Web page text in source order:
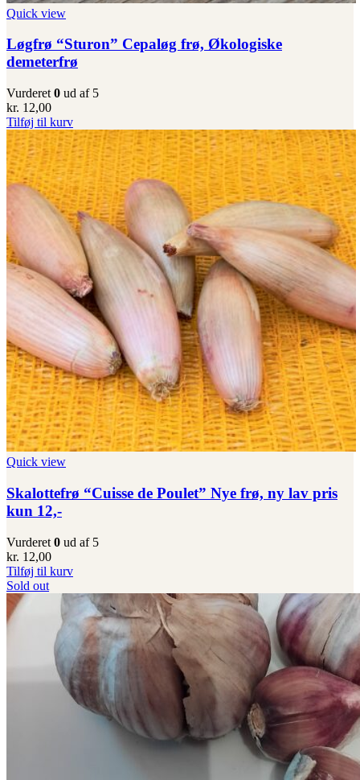
Quick view
Løgfrø “Sturon” Cepaløg frø, Økologiske
demeterfrø
Vurderet 0 ud af 5
kr. 12,00
Tilføj til kurv
Quick view
Skalottefrø “Cuisse de Poulet” Nye frø, ny lav pris
kun 12,-
Vurderet 0 ud af 5
kr. 12,00
Tilføj til kurv
Sold out